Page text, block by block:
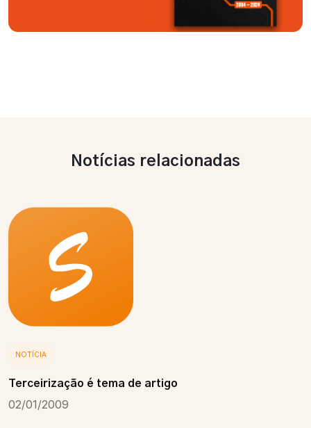
Notícias relacionadas
NOTÍCIA
Terceirização é tema de artigo
02/01/2009